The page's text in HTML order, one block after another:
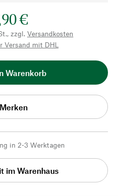
€
zzgl. Versandkosten
Versand mit DHL
Warenkorb
Merken
in 2-3 Werktagen
im Warenhaus